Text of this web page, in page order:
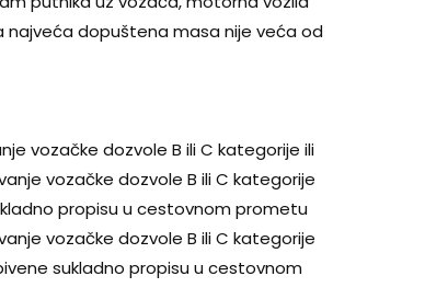
najveća dopuštena masa nije veća od
vozačke dozvole B ili C kategorije ili
vozačke dozvole B ili C kategorije
propisu u cestovnom prometu
vozačke dozvole B ili C kategorije
sukladno propisu u cestovnom